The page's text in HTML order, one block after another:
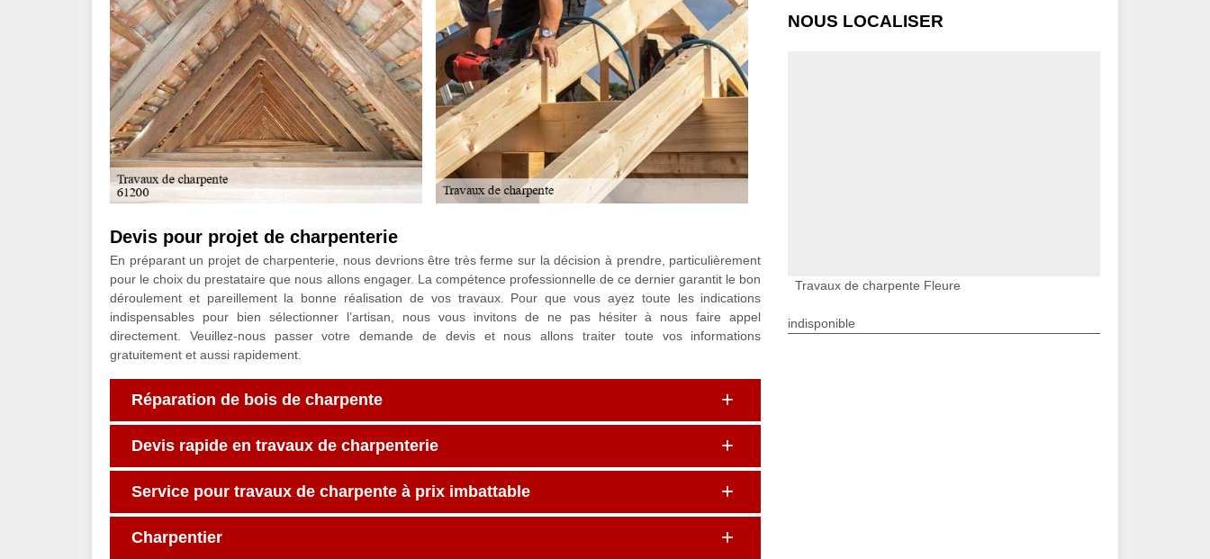
Devis pour projet de charpenterie
En préparant un projet de charpenterie, nous devrions être très ferme sur la décision à prendre, particulièrement
pour le choix du prestataire que nous allons engager. La compétence professionnelle de ce dernier garantit le bon
déroulement et pareillement la bonne réalisation de vos travaux. Pour que vous ayez toute les indications
indispensables pour bien sélectionner l’artisan, nous vous invitons de ne pas hésiter à nous faire appel
directement. Veuillez-nous passer votre demande de devis et nous allons traiter toute vos informations
gratuitement et aussi rapidement.
Réparation de bois de charpente
Devis rapide en travaux de charpenterie
Service pour travaux de charpente à prix imbattable
Charpentier
NOUS LOCALISER
Travaux de charpente Fleure
indisponible